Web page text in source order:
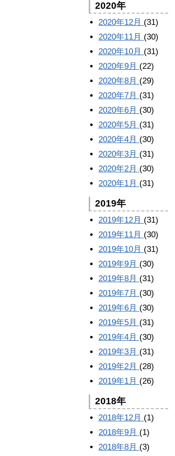
2020年
2020年12月 (31)
2020年11月 (30)
2020年10月 (31)
2020年9月 (22)
2020年8月 (29)
2020年7月 (31)
2020年6月 (30)
2020年5月 (31)
2020年4月 (30)
2020年3月 (31)
2020年2月 (30)
2020年1月 (31)
2019年
2019年12月 (31)
2019年11月 (30)
2019年10月 (31)
2019年9月 (30)
2019年8月 (31)
2019年7月 (30)
2019年6月 (30)
2019年5月 (31)
2019年4月 (30)
2019年3月 (31)
2019年2月 (28)
2019年1月 (26)
2018年
2018年12月 (1)
2018年9月 (1)
2018年8月 (3)